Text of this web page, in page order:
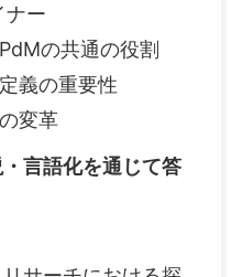
ナー
の共通の役割
義の重要性
変革
言語化を通じて答